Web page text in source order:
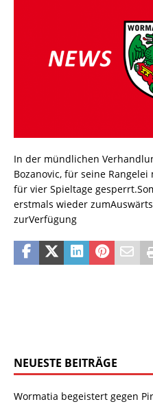
In der mündlichen
Bozanovic, für seine
für vier Spieltage
erstmals wieder
zurVerfügung
NEUESTE BEITRÄGE
Wormatia begeistert gegen